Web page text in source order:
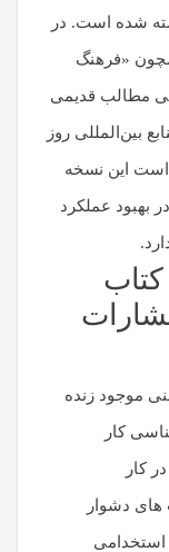
شده است. در
«فرهنگ
مطالب قدیمی
بین‌المللی روز
است این نسخه
بهبود عملکرد
موجود زنده
کار
کار
دشوار